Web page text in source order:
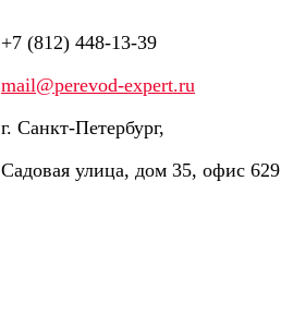
+7 (812) 448-13-39
mail@perevod-expert.ru
г. Санкт-Петербург,
Садовая улица, дом 35, офис 629